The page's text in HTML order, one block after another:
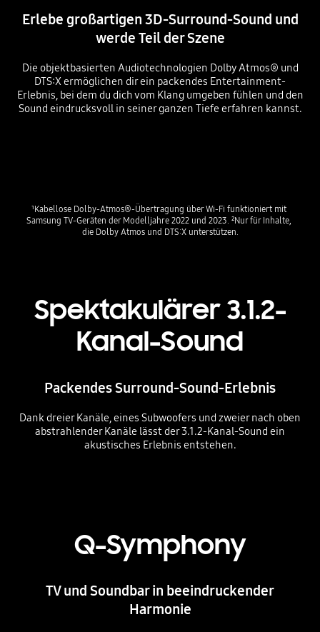
Erlebe großartigen 3D-Surround-Sound und
werde Teil der Szene
Die objektbasierten Audiotechnologien Dolby Atmos® und
DTS:X ermöglichen dir ein packendes Entertainment-
Erlebnis, bei dem du dich vom Klang umgeben fühlen und den
Sound eindrucksvoll in seiner ganzen Tiefe erfahren kannst.
¹Kabellose Dolby-Atmos®-Übertragung über Wi-Fi funktioniert mit
Samsung TV-Geräten der Modelljahre 2022 und 2023. ²Nur für Inhalte,
die Dolby Atmos und DTS:X unterstützen.
Spektakulärer 3.1.2-
Kanal-Sound
Packendes Surround-Sound-Erlebnis
Dank dreier Kanäle, eines Subwoofers und zweier nach oben
abstrahlender Kanäle lässt der 3.1.2-Kanal-Sound ein
akustisches Erlebnis entstehen.
Q-Symphony
TV und Soundbar in beeindruckender
Harmonie